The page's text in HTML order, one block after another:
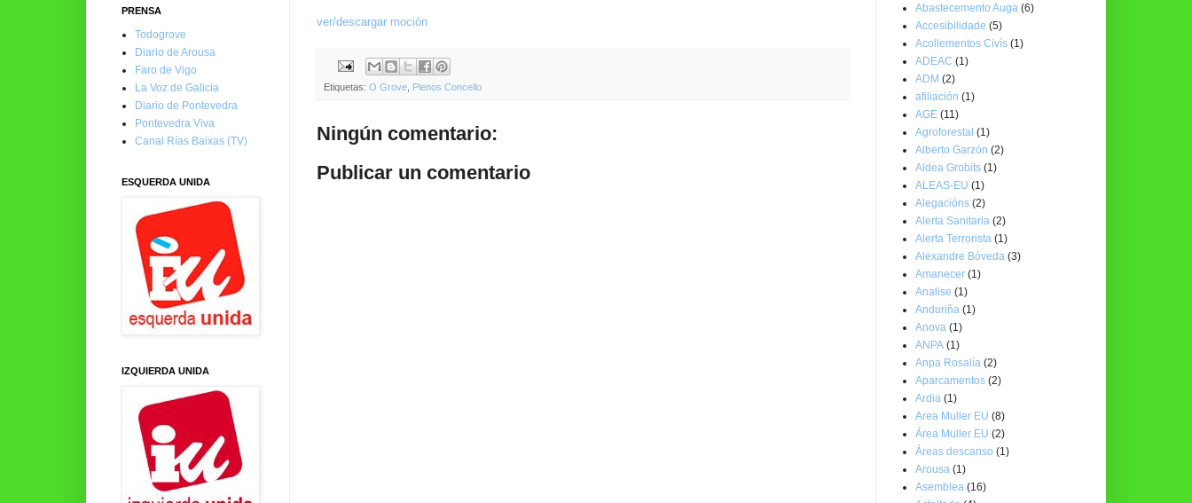
ver/descargar moción
Etiquetas: O Grove Plenos Concello
Ningún comentario:
Publicar un comentario
PRENSA
Todogrove
Diario de Arousa
Faro de Vigo
La Voz de Galicia
Diario de Pontevedra
Pontevedra Viva
Canal Rías Baixas (TV)
ESQUERDA UNIDA
IZQUIERDA UNIDA
Abastecemento Auga (6)
Accesibilidade (5)
Acollementos Civís (1)
ADEAC (1)
ADM (2)
afiliación (1)
AGE (11)
Agroforestal (1)
Alberto Garzón (2)
Aldea Grobits (1)
ALEAS-EU (1)
Alegacións (2)
Alerta Sanitaria (2)
Alerta Terrorista (1)
Alexandre Bóveda (3)
Amanecer (1)
Analise (1)
Anduriña (1)
Anova (1)
ANPA (1)
Anpa Rosalía (2)
Aparcamentos (2)
Ardia (1)
Area Muller EU (8)
Área Muller EU (2)
Áreas descanso (1)
Arousa (1)
Asemblea (16)